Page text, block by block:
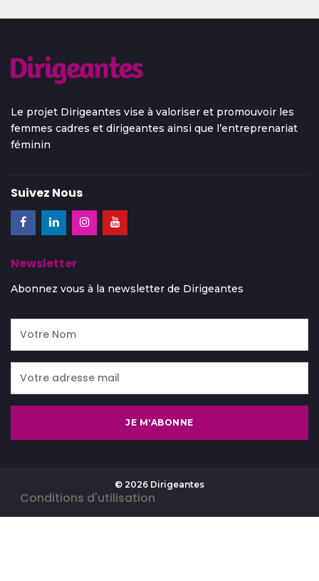
Le projet Dirigeantes vise à valoriser et promouvoir les
femmes cadres et dirigeantes ainsi que l’entreprenariat
féminin
Suivez Nous
Newsletter
Abonnez vous à la newsletter de Dirigeantes
JE M'ABONNE
© 2026 Dirigeantes
Conditions d'utilisation